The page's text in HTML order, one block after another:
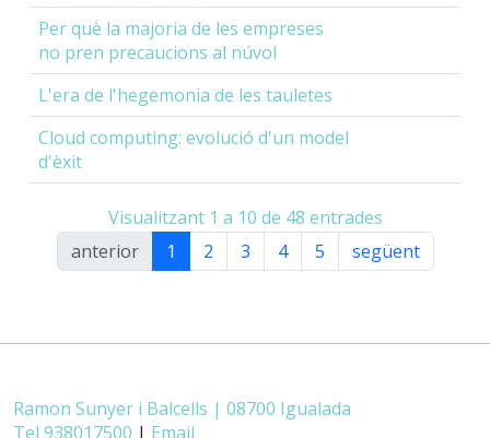
Per què la majoria de les empreses
no pren precaucions al núvol
L'era de l'hegemonia de les tauletes
Cloud computing: evolució d'un model
d'èxit
Visualitzant 1 a 10 de 48 entrades
anterior
1 2 3 4 5 següent
Ramon Sunyer i Balcells | 08700 Igualada
Tel 938017500 | Email